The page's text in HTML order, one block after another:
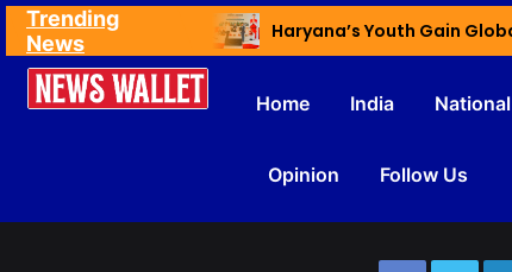
Trending
News
Home India National
Opinion Follow Us